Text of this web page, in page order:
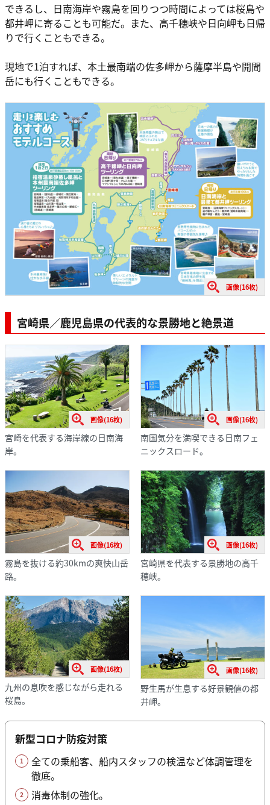
できるし、日南海岸や霧島を回りつつ時間によっては桜島や
都井岬に寄ることも可能だ。また、高千穂峡や日向岬も日帰
りで行くこともできる。
現地で1泊すれば、本土最南端の佐多岬から薩摩半島や開聞
岳にも行くこともできる。
画像(16枚)
宮崎県／鹿児島県の代表的な景勝地と絶景道
画像(16枚)
宮崎を代表する海岸線の日南海
岸。
画像(16枚)
南国気分を満喫できる日南フェ
ニックスロード。
画像(16枚)
霧島を抜ける約30kmの爽快山岳
路。
画像(16枚)
宮崎県を代表する景勝地の高千
穂峡。
画像(16枚)
九州の息吹を感じながら走れる
桜島。
画像(16枚)
野生馬が生息する好景観値の都
井岬。
新型コロナ防疫対策
全ての乗船客、船内スタッフの検温など体調管理を
徹底。
消毒体制の強化。